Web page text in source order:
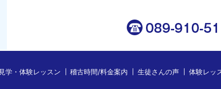
学・体験レッスン 稽古時間/料金案内 生徒さんの声 体験レッ